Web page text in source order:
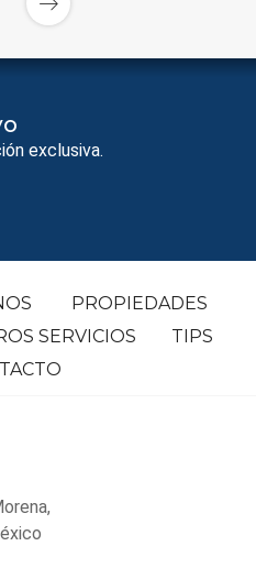
exclusiva.
PROPIEDADES
SERVICIOS
TIPS